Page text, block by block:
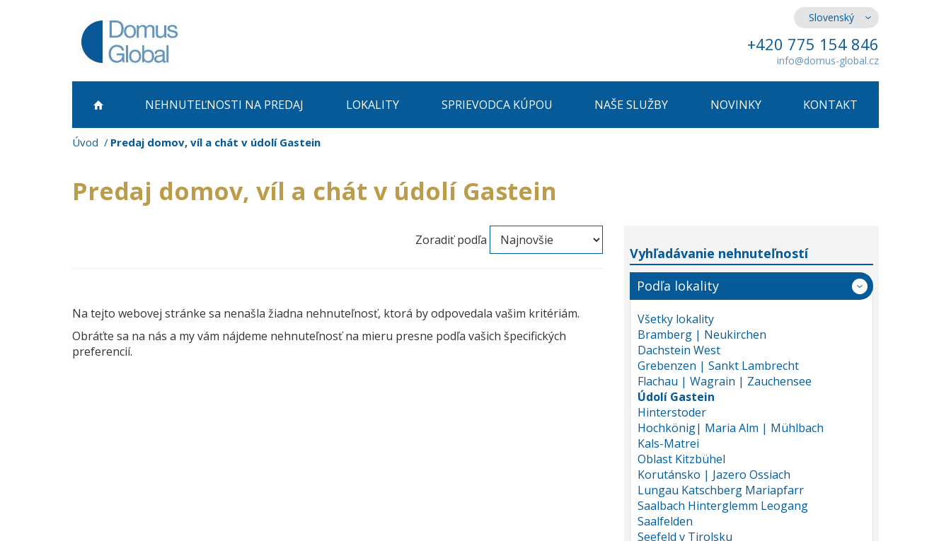
Slovenský
+420 775 154 846
info@domus-global.cz
NEHNUTEĽNOSTI NA PREDAJ LOKALITY SPRIEVODCA KÚPOU NAŠE SLUŽBY NOVINKY KONTAKT
Úvod Predaj domov, víl a chát v údolí Gastein
Predaj domov, víl a chát v údolí Gastein
Zoradiť podľa
Na tejto webovej stránke sa nenašla žiadna nehnuteľnosť, ktorá by odpovedala vašim kritériám.
Obráťte sa na nás a my vám nájdeme nehnuteľnosť na mieru presne podľa vašich špecifických
preferencií.
Vyhľadávanie nehnuteľností
Podľa lokality
Všetky lokality
Bramberg | Neukirchen
Dachstein West
Grebenzen | Sankt Lambrecht
Flachau | Wagrain | Zauchensee
Údolí Gastein
Hinterstoder
Hochkönig| Maria Alm | Mühlbach
Kals-Matrei
Oblast Kitzbühel
Korutánsko | Jazero Ossiach
Lungau Katschberg Mariapfarr
Saalbach Hinterglemm Leogang
Saalfelden
Seefeld v Tirolsku